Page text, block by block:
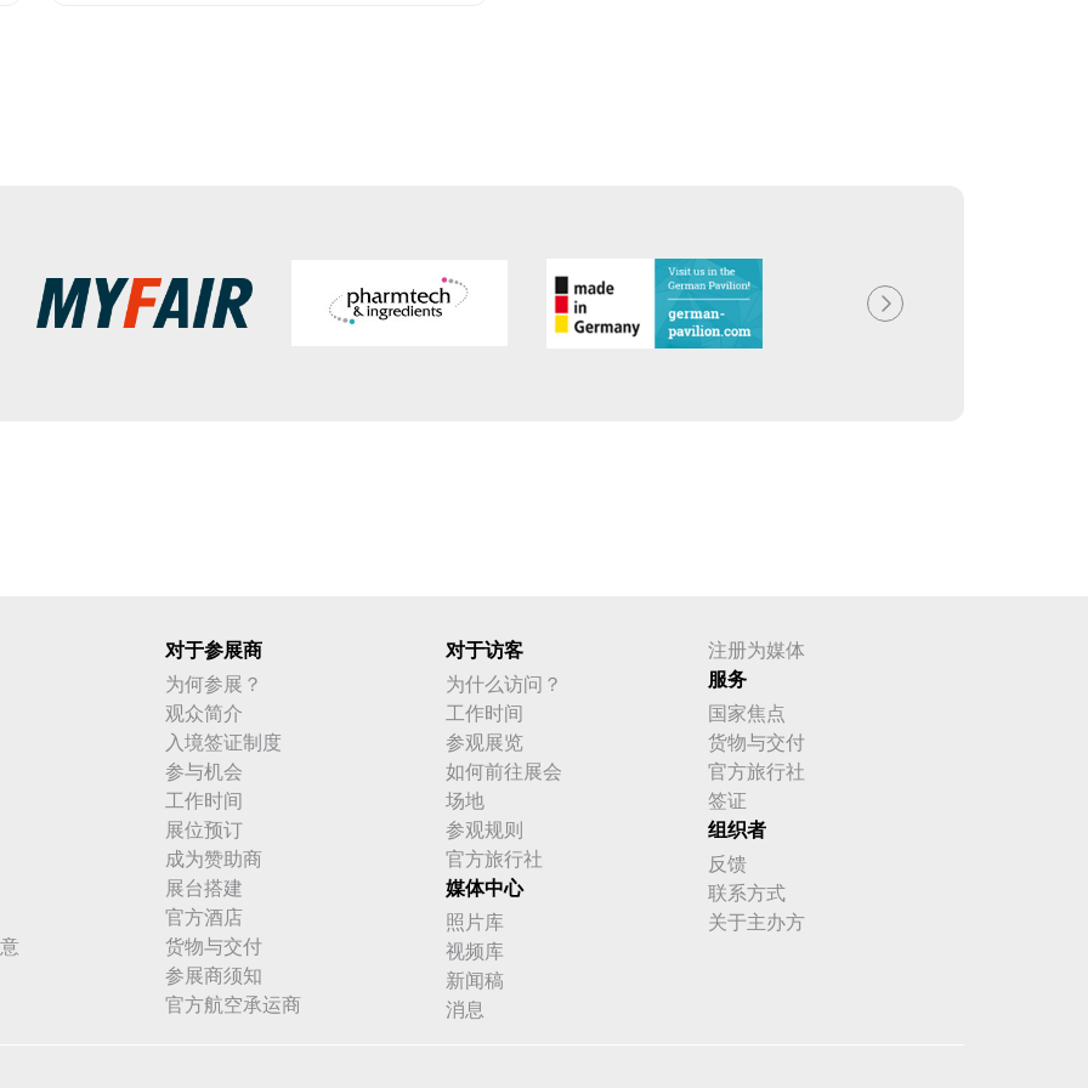
对于参展商
为何参展？
观众简介
入境签证制度
参与机会
工作时间
展位预订
成为赞助商
展台搭建
官方酒店
货物与交付
参展商须知
官方航空承运商
对于访客
为什么访问？
工作时间
参观展览
如何前往展会
场地
参观规则
官方旅行社
媒体中心
照片库
视频库
新闻稿
消息
注册为媒体
服务
国家焦点
货物与交付
官方旅行社
签证
组织者
反馈
联系方式
关于主办方